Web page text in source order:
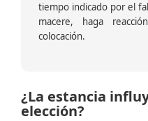
tiempo indicado por el
macere, haga
colocación.
¿La estancia
elección?